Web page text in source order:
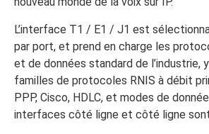
L’interface T1 / E1 / J1 est
par port, et prend en charge les
et de données standard de l’industrie,
familles de protocoles RNIS à débit
PPP, Cisco, HDLC, et modes de
interfaces côté ligne et côté ligne